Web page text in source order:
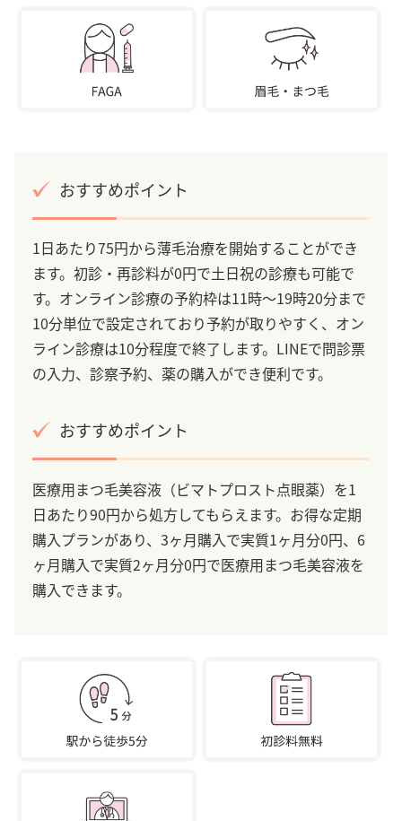
おすすめポイント
1日あたり75円から薄毛治療を開始することができ
ます。初診・再診料が0円で土日祝の診療も可能で
す。オンライン診療の予約枠は11時～19時20分まで
10分単位で設定されており予約が取りやすく、オン
ライン診療は10分程度で終了します。LINEで問診票
の入力、診察予約、薬の購入ができ便利です。
おすすめポイント
医療用まつ毛美容液（ビマトプロスト点眼薬）を1
日あたり90円から処方してもらえます。お得な定期
購入プランがあり、3ヶ月購入で実質1ヶ月分0円、6
ヶ月購入で実質2ヶ月分0円で医療用まつ毛美容液を
購入できます。